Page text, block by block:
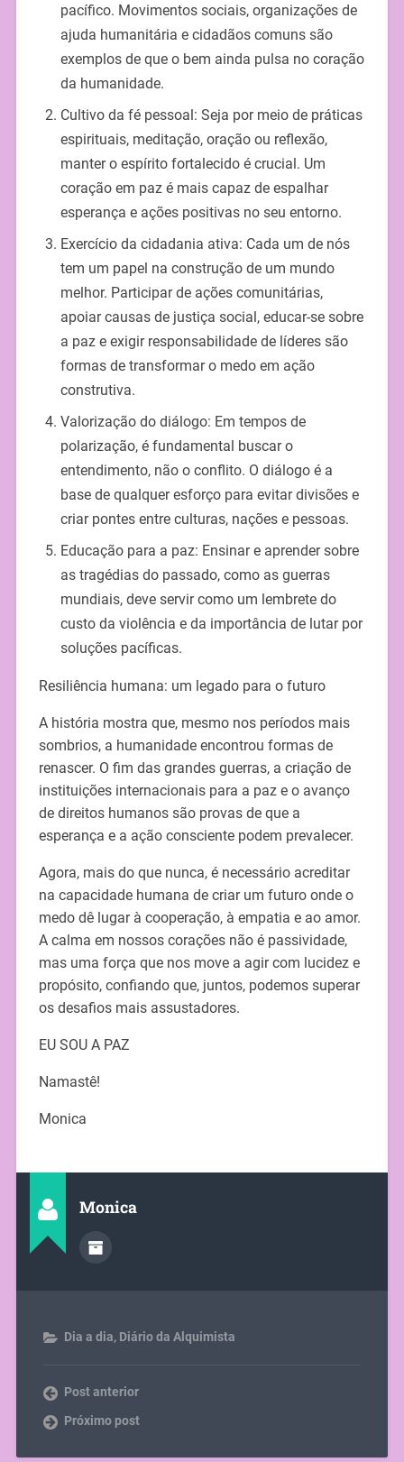
pacífico. Movimentos sociais, organizações de
ajuda humanitária e cidadãos comuns são
exemplos de que o bem ainda pulsa no coração
da humanidade.
Cultivo da fé pessoal: Seja por meio de práticas
espirituais, meditação, oração ou reflexão,
manter o espírito fortalecido é crucial. Um
coração em paz é mais capaz de espalhar
esperança e ações positivas no seu entorno.
Exercício da cidadania ativa: Cada um de nós
tem um papel na construção de um mundo
melhor. Participar de ações comunitárias,
apoiar causas de justiça social, educar-se sobre
a paz e exigir responsabilidade de líderes são
formas de transformar o medo em ação
construtiva.
Valorização do diálogo: Em tempos de
polarização, é fundamental buscar o
entendimento, não o conflito. O diálogo é a
base de qualquer esforço para evitar divisões e
criar pontes entre culturas, nações e pessoas.
Educação para a paz: Ensinar e aprender sobre
as tragédias do passado, como as guerras
mundiais, deve servir como um lembrete do
custo da violência e da importância de lutar por
soluções pacíficas.
Resiliência humana: um legado para o futuro
A história mostra que, mesmo nos períodos mais
sombrios, a humanidade encontrou formas de
renascer. O fim das grandes guerras, a criação de
instituições internacionais para a paz e o avanço
de direitos humanos são provas de que a
esperança e a ação consciente podem prevalecer.
Agora, mais do que nunca, é necessário acreditar
na capacidade humana de criar um futuro onde o
medo dê lugar à cooperação, à empatia e ao amor.
A calma em nossos corações não é passividade,
mas uma força que nos move a agir com lucidez e
propósito, confiando que, juntos, podemos superar
os desafios mais assustadores.
EU SOU A PAZ
Namastê!
Monica
Monica
Dia a dia, Diário da Alquimista
Post anterior
Próximo post